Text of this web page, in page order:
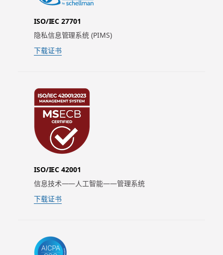
ISO/IEC 27701
隐私信息管理系统 (PIMS)
下载证书
ISO/IEC 42001
信息技术——人工智能——管理系统
下载证书